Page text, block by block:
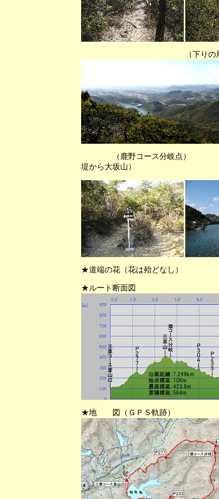
（下りの尾根道から登
（鹿野コース分
堤から大坂山）
★道端の花（花は殆どなし）
★ルート断面図
★地 図（ＧＰＳ軌跡）